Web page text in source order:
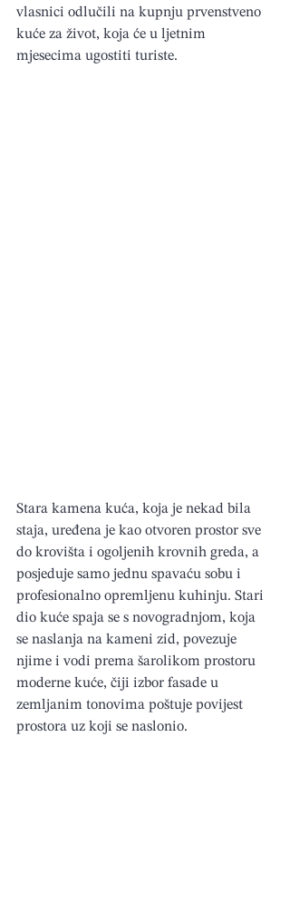
vlasnici odlučili na kupnju prvenstveno
kuće za život, koja će u ljetnim
mjesecima ugostiti turiste.
Stara kamena kuća, koja je nekad bila
staja, uređena je kao otvoren prostor sve
do krovišta i ogoljenih krovnih greda, a
posjeduje samo jednu spavaću sobu i
profesionalno opremljenu kuhinju. Stari
dio kuće spaja se s novogradnjom, koja
se naslanja na kameni zid, povezuje
njime i vodi prema šarolikom prostoru
moderne kuće, čiji izbor fasade u
zemljanim tonovima poštuje povijest
prostora uz koji se naslonio.